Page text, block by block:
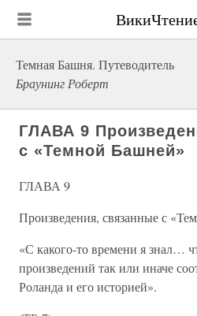
Темная Башня. Путеводитель
Браунинг Роберт
ГЛАВА 9
с «Темной Башней»
ГЛАВА 9
Произведения, связанные с
«С какого-то времени я знал…
произведений так или иначе
Роланда и его историей».